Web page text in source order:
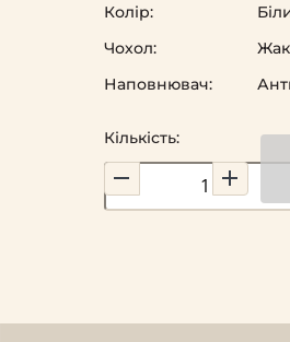
Кількість:
Колір:
Чохол:
Наповнювач: